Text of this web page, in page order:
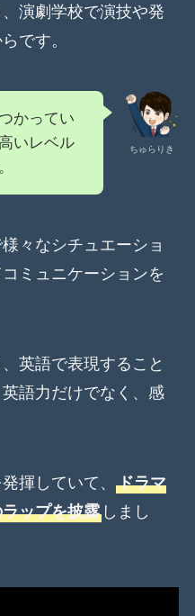
演劇学校で演技や発
です。
ちゅらりき
かってい
いレベル
々なシチュエーショ
ミュニケーションを
英語で表現すること
語力だけでなく、感
揮していて、 ドラマ
ップを披露しまし